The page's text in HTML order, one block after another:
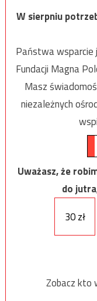
W sierpniu
Państwa wsparcie
Fundacji Magna
Masz
niezależnych
Uważasz, że
do
30 zł
Zobacz kto